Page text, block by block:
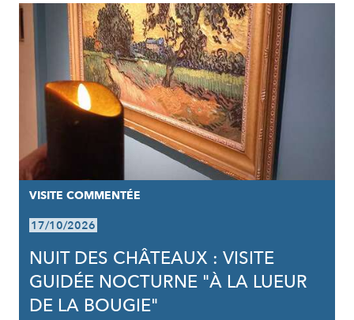
VISITE COMMENTÉE
17/10/2026
NUIT DES CHÂTEAUX : VISITE
GUIDÉE NOCTURNE "À LA LUEUR
DE LA BOUGIE"